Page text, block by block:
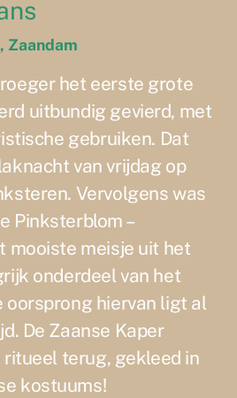
Zaandam
het eerste grote
uitbundig gevierd, met
gebruiken. Dat
van vrijdag op
Vervolgens was
Pinksterblom –
mooiste meisje uit het
onderdeel van het
oorsprong hiervan ligt al
De Zaanse Kaper
terug, gekleed in
kostuums!